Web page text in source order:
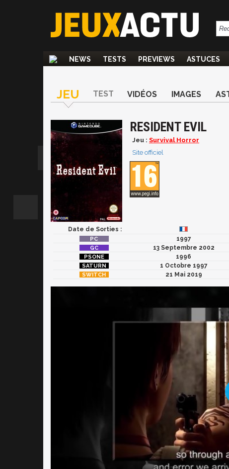
NEWS TESTS PREVIEWS ASTUCES
JEU TEST VIDÉOS IMAGES
RESIDENT EVIL
Jeu : Survival Horror
Site officiel
Date de Sorties :
1997
13 Septembre 2002
1996
1 Octobre 1997
21 Mai 2019